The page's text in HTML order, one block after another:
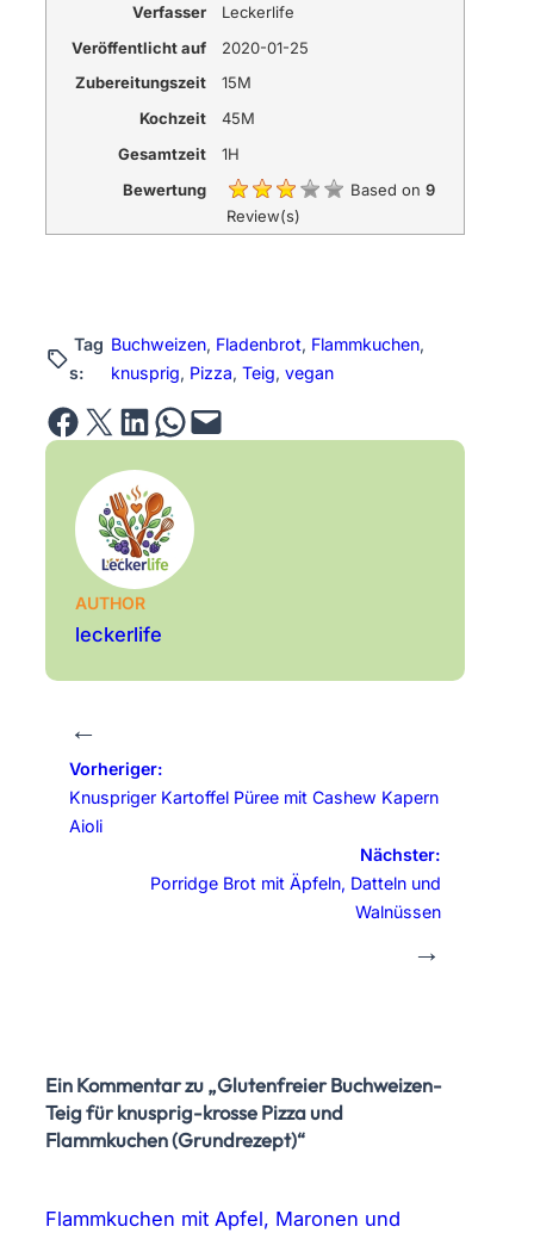
Verfasser
Leckerlife
Veröffentlicht auf
2020-01-25
Zubereitungszeit
15M
Kochzeit
45M
Gesamtzeit
1H
Bewertung
Based on 9
Review(s)
Tag
s:
Buchweizen, Fladenbrot, Flammkuchen
knusprig, Pizza, Teig, vegan
Share on Facebook Email this Page Share on LinkedIn Share on WhatsApp Email this Page
AUTHOR
leckerlife
←
Vorheriger:
Knuspriger Kartoffel Püree mit Cashew Kapern
Aioli
Nächster:
Porridge Brot mit Äpfeln, Datteln und
Walnüssen
→
Ein Kommentar zu „Glutenfreier Buchweizen-
Teig für knusprig-krosse Pizza und
Flammkuchen (Grundrezept)“
Flammkuchen mit Apfel, Maronen und